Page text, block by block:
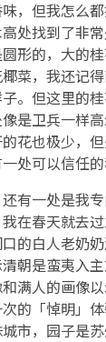
，但我怎么
处找到了非
形的，大的
菜，我还记
。但这里的
是卫兵一样
花也极少，但
处可以信任的
有一处是我
在春天就去
的白人老奶
朝是蛮夷入
满人的画像
的「悼明」
市，园子是苏